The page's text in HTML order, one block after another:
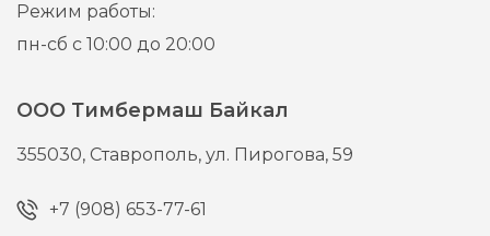
Режим работы:
пн-сб с 10:00 до 20:00
ООО Тимбермаш Байкал
355030, Ставрополь,ул. Пирогова, 59
+7 (908) 653-77-61